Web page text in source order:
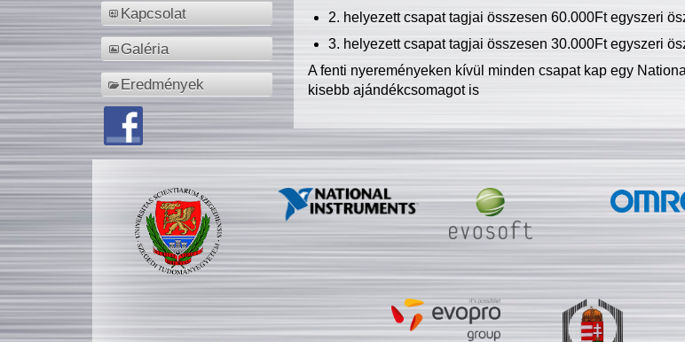
Kapcsolat
Galéria
Eredmények
2. helyezett csapat tagjai összesen 60.000Ft egyszeri
3. helyezett csapat tagjai összesen 30.000Ft egyszeri
A fenti nyereményeken kívül minden csapat kap egy
kisebb ajándékcsomagot is